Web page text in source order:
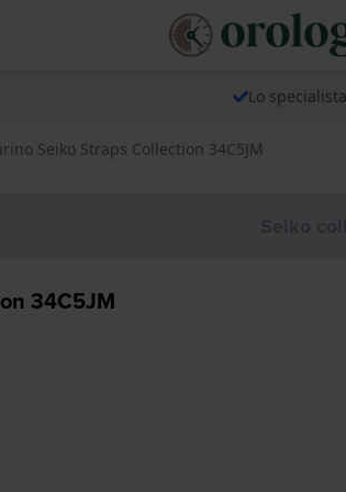
Lo
Seiko Straps Collection 34C5JM
34C5JM